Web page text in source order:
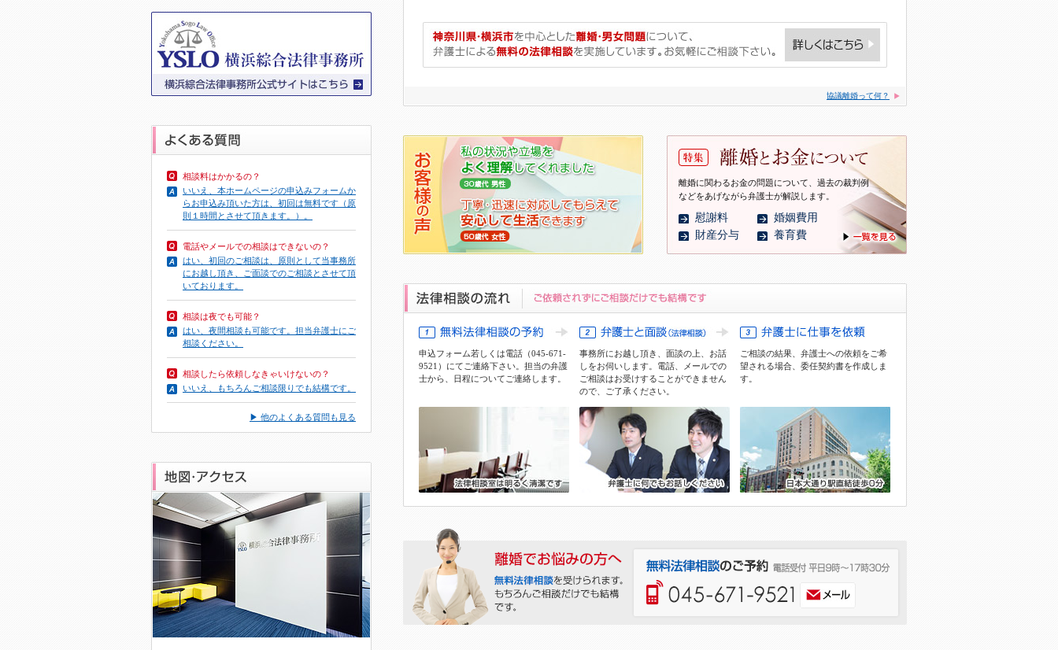
相談料はかかるの？
いいえ、本ホームページの申込みフォームか
らお申込み頂いた方は、初回は無料です（原
則１時間とさせて頂きます。）。
電話やメールでの相談はできないの？
はい、初回のご相談は、原則として当事務所
にお越し頂き、ご面談でのご相談とさせて頂
いております。
相談は夜でも可能？
はい、夜間相談も可能です。担当弁護士にご
相談ください。
相談したら依頼しなきゃいけないの？
いいえ、もちろんご相談限りでも結構です。
▶ 他のよくある質問も見る
協議離婚って何？
離婚に関わるお金の問題について、過去の裁判例
などをあげながら弁護士が解説します。
慰謝料
婚姻費用
財産分与
養育費
申込フォーム若しくは電話（045-671-
9521）にてご連絡下さい。担当の弁護
士から、日程についてご連絡します。
事務所にお越し頂き、面談の上、お話
しをお伺いします。電話、メールでの
ご相談はお受けすることができません
ので、ご了承ください。
ご相談の結果、弁護士への依頼をご希
望される場合、委任契約書を作成しま
す。